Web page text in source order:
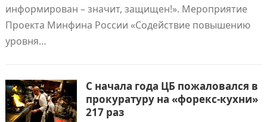
информирован – значит, защищен!». Мероприятие
Проекта Минфина России «Содействие повышению
уровня…
С начала года ЦБ пожаловался в
прокуратуру на «форекс-кухни»
217 раз